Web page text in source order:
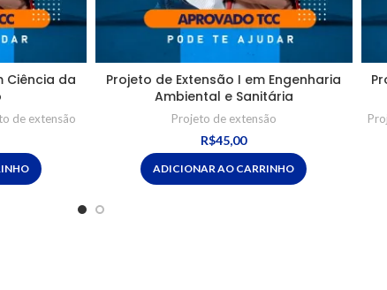
Ciência da
de extensão
Projeto de Extensão I em Engenharia
Ambiental e Sanitária
Projeto de extensão
R$45,00
ADICIONAR AO CARRINHO